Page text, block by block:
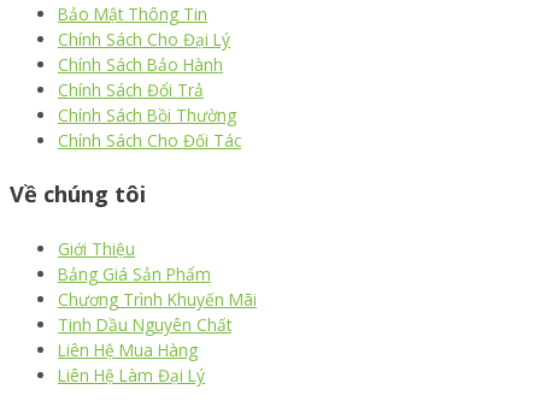
Bảo Mật Thông Tin
Chính Sách Cho Đại Lý
Chính Sách Bảo Hành
Chính Sách Đổi Trả
Chính Sách Bồi Thường
Chính Sách Cho Đối Tác
Về chúng tôi
Giới Thiệu
Bảng Giá Sản Phẩm
Chương Trình Khuyến Mãi
Tinh Dầu Nguyên Chất
Liên Hệ Mua Hàng
Liên Hệ Làm Đại Lý